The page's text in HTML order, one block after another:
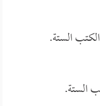
الستة.
الستة.